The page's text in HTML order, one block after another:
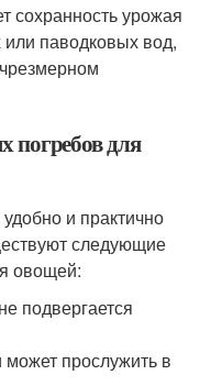
сохранность урожая
паводковых вод,
для
и практично
следующие
овощей:
подвергается
прослужить в